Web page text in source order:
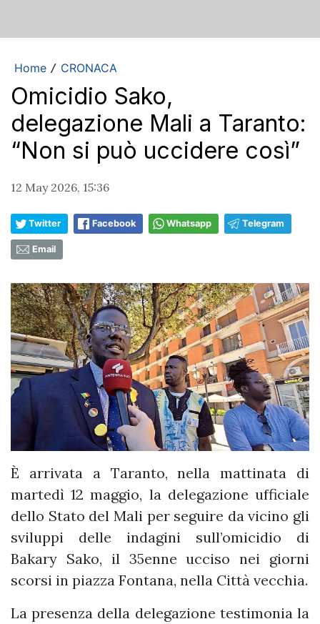
Home / CRONACA
Omicidio Sako,
delegazione Mali a Taranto:
“Non si può uccidere così”
12 May 2026, 15:36
Twitter Facebook Whatsapp Telegram
Email
È arrivata a Taranto, nella mattinata di
martedì 12 maggio, la delegazione ufficiale
dello Stato del Mali per seguire da vicino gli
sviluppi delle indagini sull’omicidio di
Bakary Sako, il 35enne ucciso nei giorni
scorsi in piazza Fontana, nella Città vecchia.
La presenza della delegazione testimonia la